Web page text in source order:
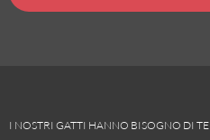
I NOSTRI GATTI HANNO BISOGNO DI TE